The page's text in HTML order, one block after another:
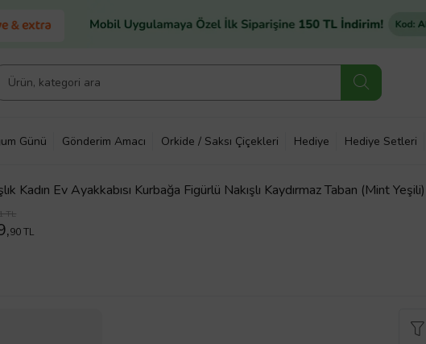
Günü Gönderim Amacı Orkide / Saksı Çiçekleri Hediye Hediye Setleri
Kadın Ev Ayakkabısı Kurbağa Figürlü Nakışlı Kaydırmaz Taban (Mint Yeşili)
TL
90 TL